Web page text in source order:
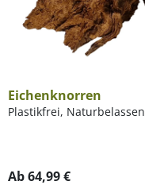
Eichenknorren
Plastikfrei, Naturbelassen
Ab64,99€